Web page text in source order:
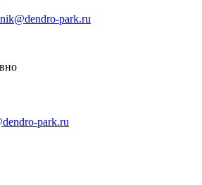
park.ru
park.ru